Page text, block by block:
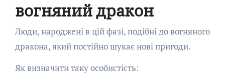
вогняний дракон
Люди, народжені в цій фазі, подібні до вогняного
дракона, який постійно шукає нові пригоди.
Як визначити таку особистість: